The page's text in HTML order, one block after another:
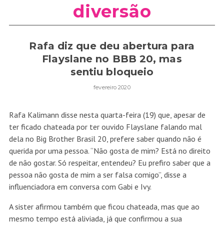
diversão
Rafa diz que deu abertura para
Flayslane no BBB 20, mas
sentiu bloqueio
fevereiro 2020
Rafa Kalimann disse nesta quarta-feira (19) que, apesar de
ter ficado chateada por ter ouvido Flayslane falando mal
dela no Big Brother Brasil 20, prefere saber quando não é
querida por uma pessoa. “Não gosta de mim? Está no direito
de não gostar. Só respeitar, entendeu? Eu prefiro saber que a
pessoa não gosta de mim a ser falsa comigo”, disse a
influenciadora em conversa com Gabi e Ivy.
A sister afirmou também que ficou chateada, mas que ao
mesmo tempo está aliviada, já que confirmou a sua